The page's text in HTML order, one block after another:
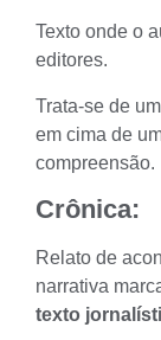
Texto onde o
editores.
Trata-se de
em cima de
compreensão.
Crônica:
Relato de
narrativa
texto